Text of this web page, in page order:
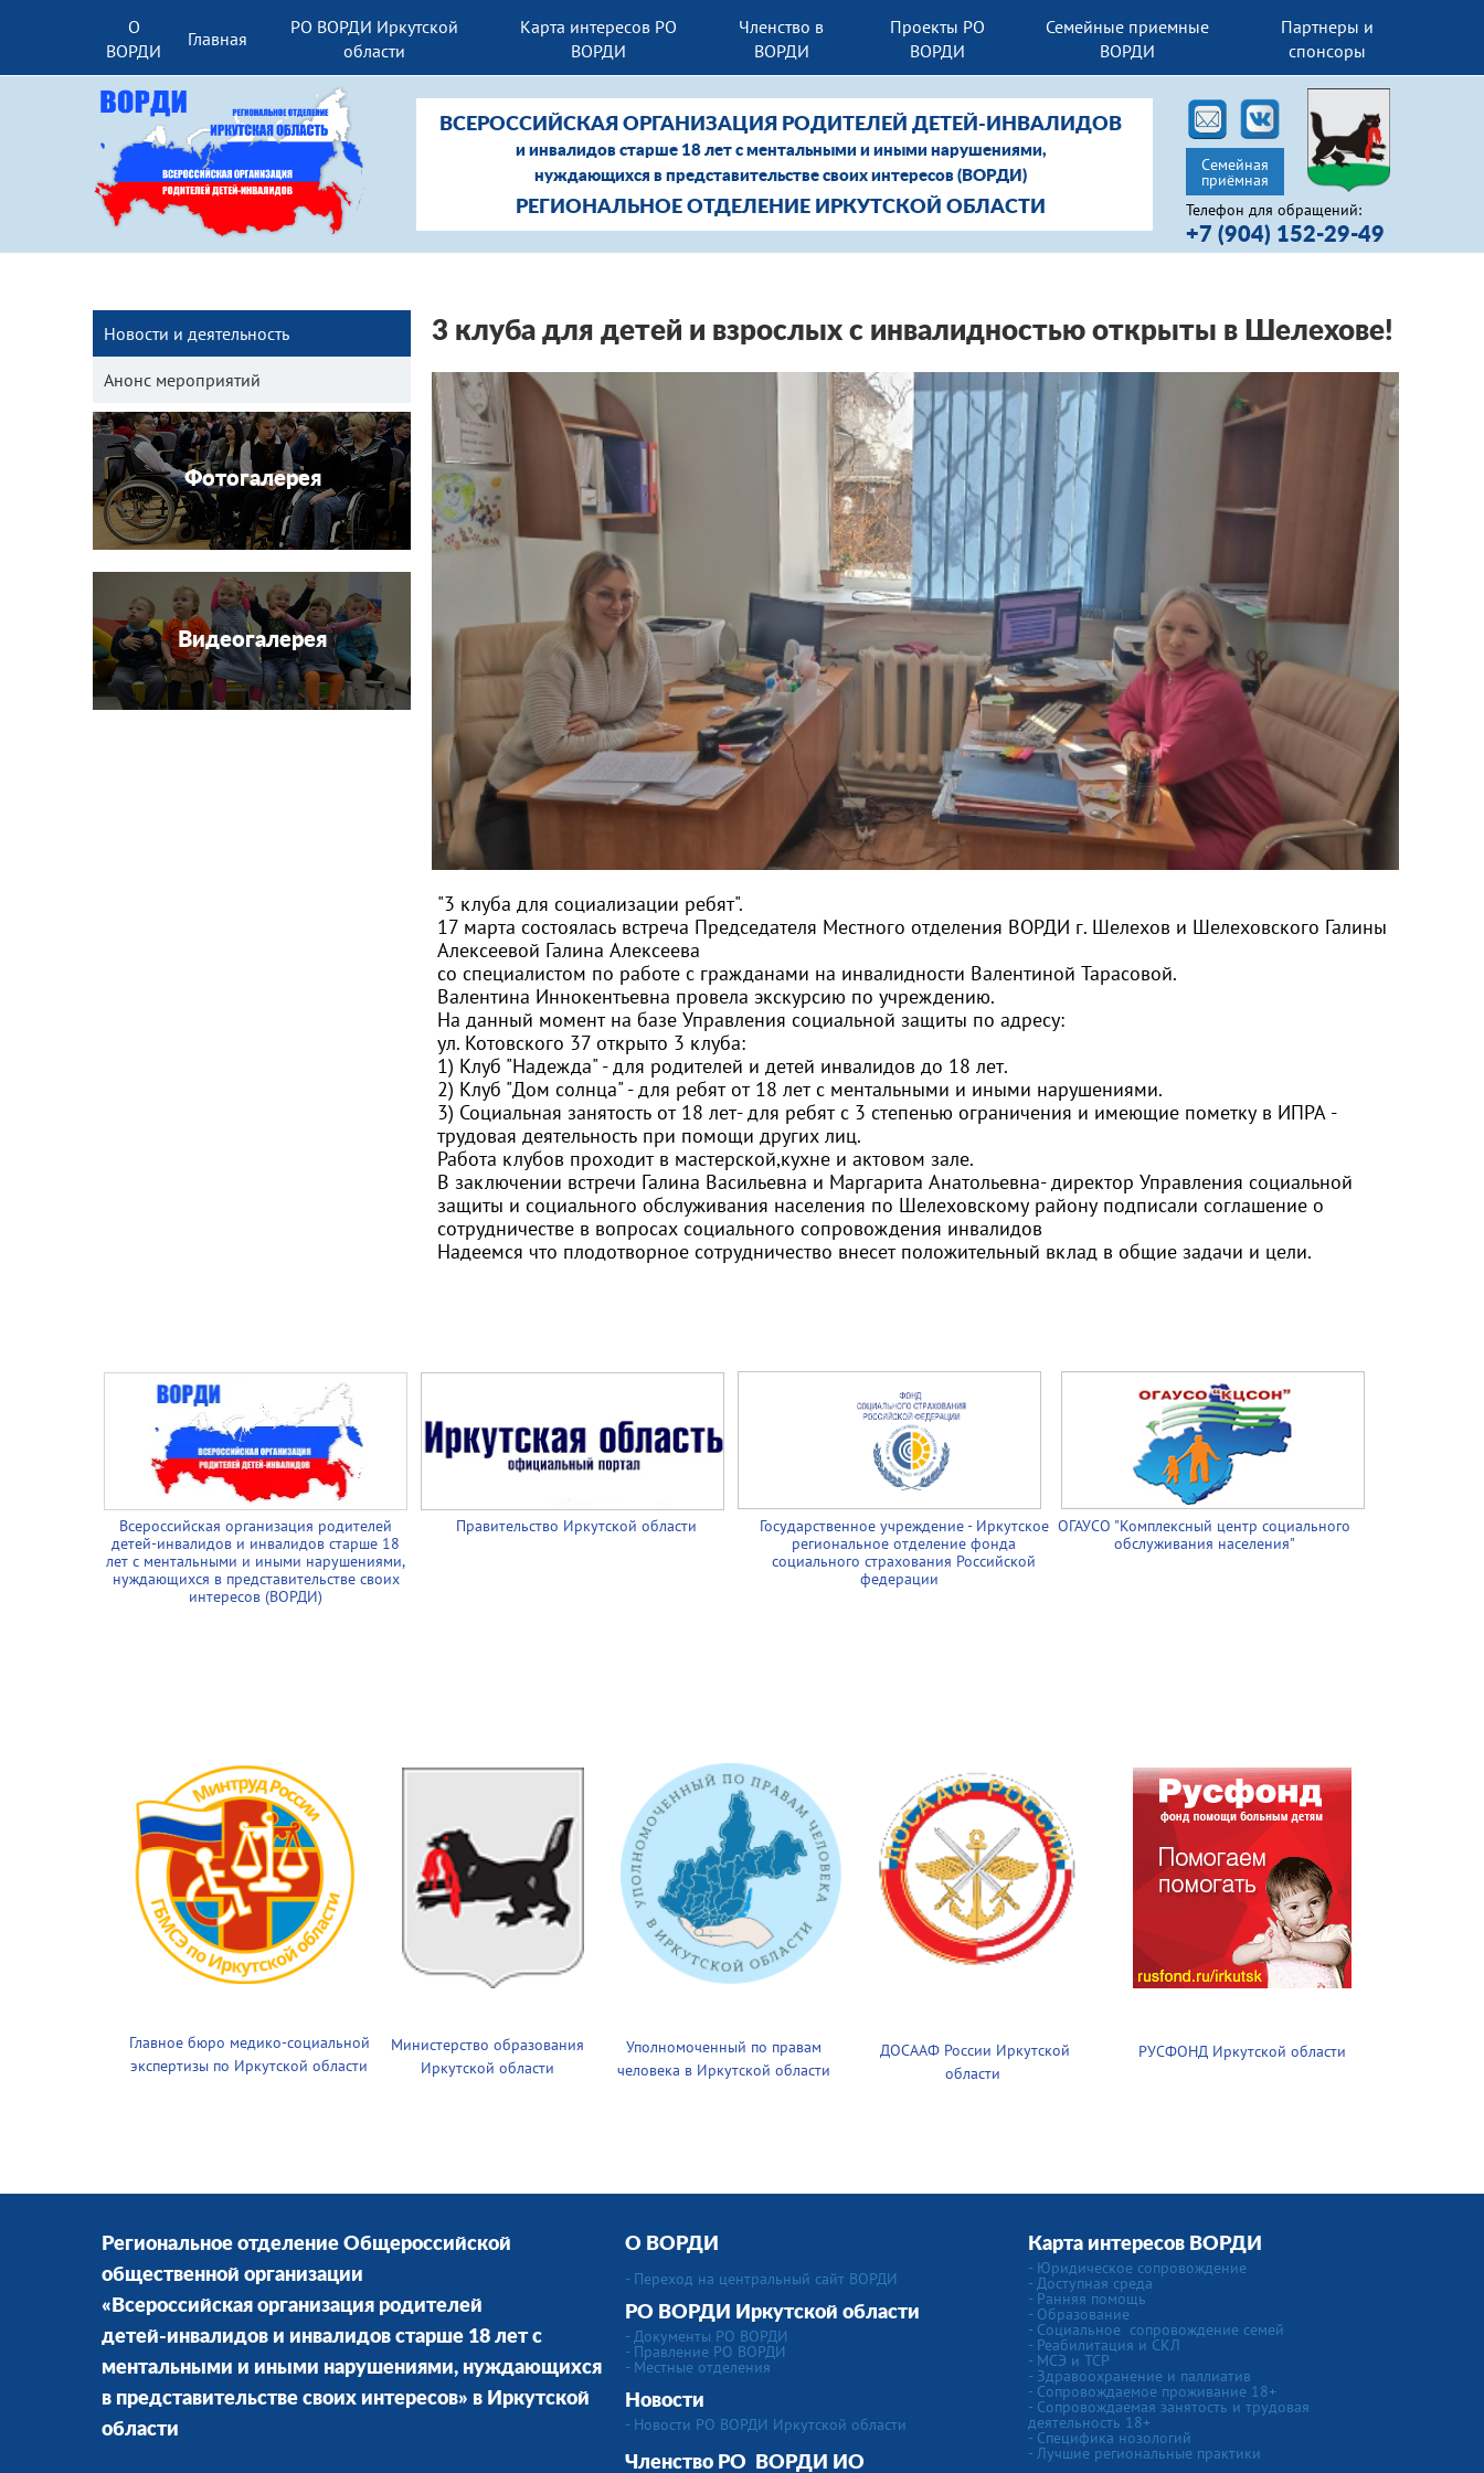
О
ВОРДИ
Главная
РО ВОРДИ Иркутской
области
Карта интересов РО
ВОРДИ
Членство в
ВОРДИ
Проекты РО
ВОРДИ
Семейные приемные
ВОРДИ
Партнеры и
спонсоры
Телефон для обращений:
+7 (904) 152-29-49
ВСЕРОССИЙСКАЯ ОРГАНИЗАЦИЯ РОДИТЕЛЕЙ ДЕТЕЙ-ИНВАЛИДОВ
и инвалидов старше 18 лет с ментальными и иными нарушениями,
нуждающихся в представительстве своих интересов (ВОРДИ)
РЕГИОНАЛЬНОЕ ОТДЕЛЕНИЕ ИРКУТСКОЙ ОБЛАСТИ
Семейная
приёмная
Новости и деятельность
Анонс мероприятий
Фотогалерея
Видеогалерея
3 клуба для детей и взрослых с инвалидностью открыты в Шелехове!
"3 клуба для социализации ребят".
17 марта состоялась встреча Председателя Местного отделения ВОРДИ г. Шелехов и Шелеховского Галины
Алексеевой Галина Алексеева
со специалистом по работе с гражданами на инвалидности Валентиной Тарасовой.
Валентина Иннокентьевна провела экскурсию по учреждению.
На данный момент на базе Управления социальной защиты по адресу:
ул. Котовского 37 открыто 3 клуба:
1) Клуб "Надежда" - для родителей и детей инвалидов до 18 лет.
2) Клуб "Дом солнца" - для ребят от 18 лет с ментальными и иными нарушениями.
3) Социальная занятость от 18 лет- для ребят с 3 степенью ограничения и имеющие пометку в ИПРА -
трудовая деятельность при помощи других лиц.
Работа клубов проходит в мастерской,кухне и актовом зале.
В заключении встречи Галина Васильевна и Маргарита Анатольевна- директор Управления социальной
защиты и социального обслуживания населения по Шелеховскому району подписали соглашение о
сотрудничестве в вопросах социального сопровождения инвалидов
Надеемся что плодотворное сотрудничество внесет положительный вклад в общие задачи и цели.
Всероссийская организация родителей
детей-инвалидов и инвалидов старше 18
лет с ментальными и иными нарушениями,
нуждающихся в представительстве своих
интересов (ВОРДИ)
Правительство Иркутской области
Государственное учреждение - Иркутское
региональное отделение фонда
социального страхования Российской
федерации
ОГАУСО "Комплексный центр социального
обслуживания населения"
Главное бюро медико-социальной
экспертизы по Иркутской области
Министерство образования
Иркутской области
Уполномоченный по правам
человека в Иркутской области
ДОСААФ России Иркутской
области
РУСФОНД Иркутской области
Региональное отделение Общероссийской
общественной организации
«Всероссийская организация родителей
детей-инвалидов и инвалидов старше 18 лет с
ментальными и иными нарушениями, нуждающихся
в представительстве своих интересов» в Иркутской
области
О ВОРДИ
- Переход на центральный сайт ВОРДИ
РО ВОРДИ Иркутской области
- Документы РО ВОРДИ
- Правление РО ВОРДИ
- Местные отделения
Новости
- Новости РО ВОРДИ Иркутской области
Членство РО
ВОРДИ ИО
Карта интересов ВОРДИ
- Юридическое сопровождение
- Доступная среда
- Ранняя помощь
- Образование
- Социальное сопровождение семей
- Реабилитация и СКЛ
- МСЭ и ТСР
- Здравоохранение и паллиатив
- Сопровождаемое проживание 18+
- Сопровождаемая занятость и трудовая
деятельность 18+
- Специфика нозологий
- Лучшие региональные практики